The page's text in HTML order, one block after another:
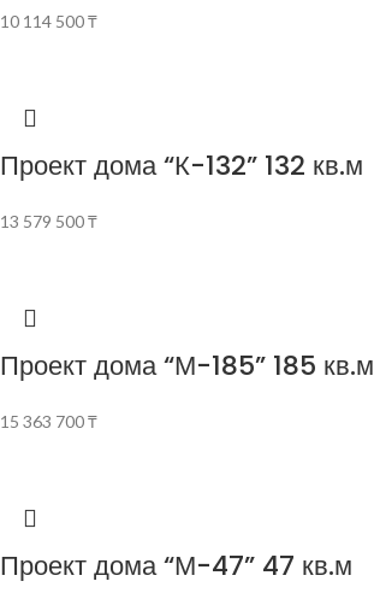
10 114 500₸
Проект дома “К-132” 132 кв.м
13 579 500₸
Проект дома “М-185” 185 кв.м
15 363 700₸
Проект дома “М-47” 47 кв.м